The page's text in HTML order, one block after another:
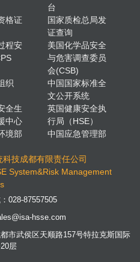
台
格证
国家质检总局发
证查询
程安
美国化学品安全
与危害调查委员
会(CSB)
织
中国国家标准全
文公开系统
全生
中心
英国健康安全执
行局（HSE）
境部 中国应急管理部
科技成都有限责任公司
System&Risk Management
028-87557505
hsse.com
市武侯区天顺路157号特拉克斯国际
层